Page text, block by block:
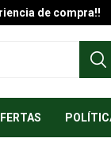
de compra!!